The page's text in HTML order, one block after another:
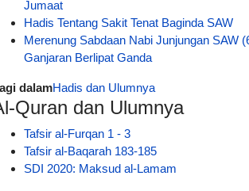
Jumaat
Hadis Tentang Sakit Tenat Baginda SAW
Merenung Sabdaan Nabi Junjungan SAW
Ganjaran Berlipat Ganda
dalamHadis dan Ulumnya
Quran dan Ulumnya
Tafsir al-Furqan 1 - 3
Tafsir al-Baqarah 183-185
SDI 2020: Maksud al-Lamam